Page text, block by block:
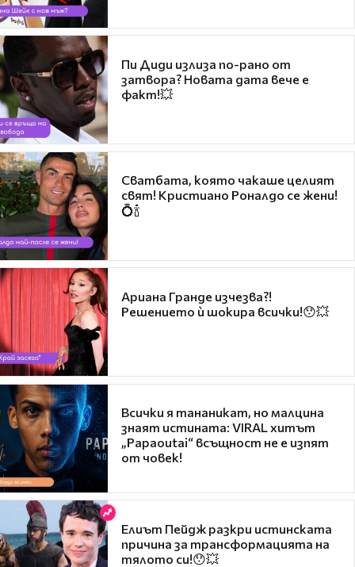
Пи Диди излиза по-рано от
затвора? Новата дата вече е
факт!💥
Сватбата, която чакаше целият
свят! Кристиано Роналдо се жени!
💍🍾
Ариана Гранде изчезва?!
Решението ѝ шокира всички!😯💥
Всички я тананикат, но малцина
знаят истината: VIRAL хитът
„Papaoutai“ всъщност не е изпят
от човек!
Елиът Пейдж разкри истинската
причина за трансформацията на
тялото си!😯💥